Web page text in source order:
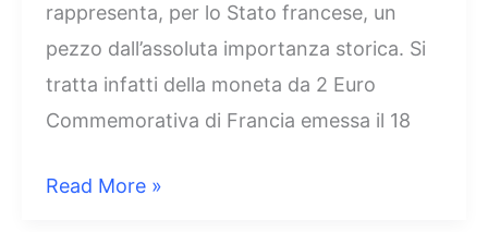
rappresenta, per lo Stato francese, un
pezzo dall’assoluta importanza storica. Si
tratta infatti della moneta da 2 Euro
Commemorativa di Francia emessa il 18
2
Read More »